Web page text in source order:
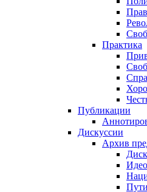
Практика
Публикации
Дискуссии
Архив